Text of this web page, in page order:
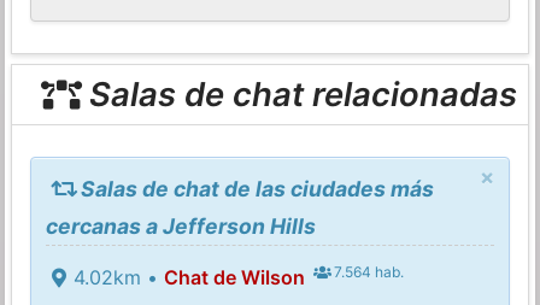
Salas de chat relacionadas
×
Salas de chat de las ciudades más
cercanas a Jefferson Hills
4.02km • Chat de Wilson 7.564 hab.